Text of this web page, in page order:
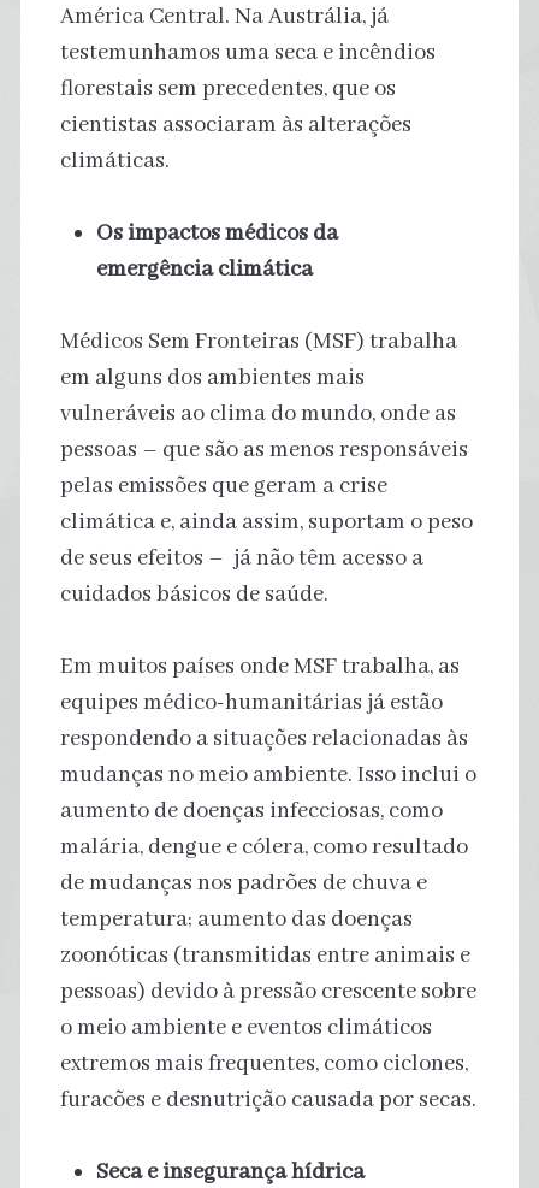
América Central. Na Austrália, já
testemunhamos uma seca e incêndios
florestais sem precedentes, que os
cientistas associaram às alterações
climáticas.
Os impactos médicos da
emergência climática
Médicos Sem Fronteiras (MSF) trabalha
em alguns dos ambientes mais
vulneráveis ao clima do mundo, onde as
pessoas – que são as menos responsáveis
pelas emissões que geram a crise
climática e, ainda assim, suportam o peso
de seus efeitos – já não têm acesso a
cuidados básicos de saúde.
Em muitos países onde MSF trabalha, as
equipes médico-humanitárias já estão
respondendo a situações relacionadas às
mudanças no meio ambiente. Isso inclui o
aumento de doenças infecciosas, como
malária, dengue e cólera, como resultado
de mudanças nos padrões de chuva e
temperatura; aumento das doenças
zoonóticas (transmitidas entre animais e
pessoas) devido à pressão crescente sobre
o meio ambiente e eventos climáticos
extremos mais frequentes, como ciclones,
furacões e desnutrição causada por secas.
Seca e insegurança hídrica